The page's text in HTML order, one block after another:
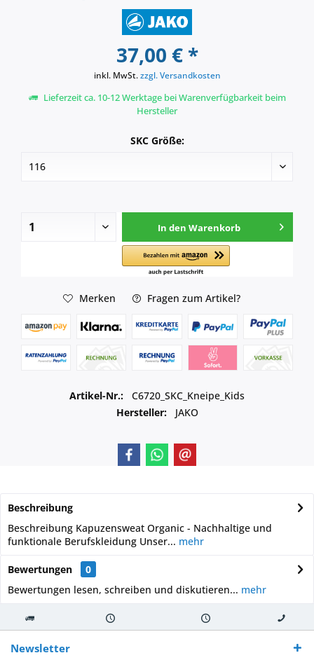
37,00 € *
inkl. MwSt.zzgl. Versandkosten
Lieferzeit ca. 10-12 Werktage bei Warenverfügbarkeit beim
Hersteller
SKC Größe:
In den Warenkorb
Merken Fragen zum Artikel?
Artikel-Nr.:
C6720_SKC_Kneipe_Kids
Hersteller:
JAKO
Beschreibung
Beschreibung Kapuzensweat Organic - Nachhaltige und
funktionale Berufskleidung Unser... mehr
Bewertungen
0
Bewertungen lesen, schreiben und diskutieren... mehr
Kostenloser
Versand ab €
250,-
Versand innerhalb von Versand von So erreichen
Sie uns 0160
970 511 90
Newsletter